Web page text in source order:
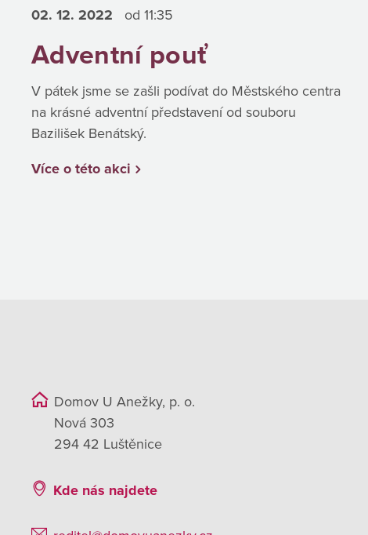
02. 12. 2022 od 11:35
Adventní pouť
V pátek jsme se zašli podívat do Městského centra
na krásné adventní představení od souboru
Bazilišek Benátský.
Více o této akci
Domov U Anežky, p. o.
Nová 303
294 42 Luštěnice
Kde nás najdete